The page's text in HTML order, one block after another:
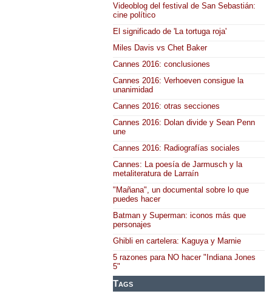
Videoblog del festival de San Sebastián:
cine político
El significado de 'La tortuga roja'
Miles Davis vs Chet Baker
Cannes 2016: conclusiones
Cannes 2016: Verhoeven consigue la
unanimidad
Cannes 2016: otras secciones
Cannes 2016: Dolan divide y Sean Penn
une
Cannes 2016: Radiografías sociales
Cannes: La poesía de Jarmusch y la
metaliteratura de Larraín
"Mañana", un documental sobre lo que
puedes hacer
Batman y Superman: iconos más que
personajes
Ghibli en cartelera: Kaguya y Marnie
5 razones para NO hacer "Indiana Jones
5"
Tags